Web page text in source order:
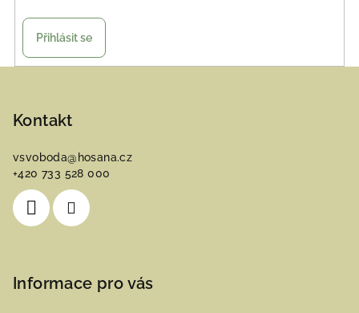
Přihlásit se
Kontakt
vsvoboda@ hosana.cz
+420 733 528 000
Informace pro vás